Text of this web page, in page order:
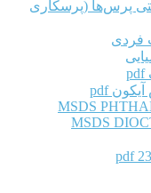
پرس‌ها (پرسکاری
فردی
MSDS
MSDS